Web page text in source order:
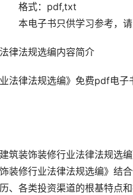
                                格式：pdf,txt
本电子书
建
法律法规选编》免费pdf电子
筑装饰装修行业法律法规选
装修行业法律法规选编》结
、各类投资渠道的根基特点